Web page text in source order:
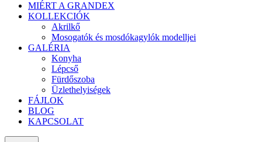
MIÉRT A GRANDEX
KOLLEKCIÓK
Akrilkő
Mosogatók és mosdókagylók modelljei
GALÉRIA
Konyha
Lépcső
Fürdőszoba
Üzlethelyiségek
FÁJLOK
BLOG
KAPCSOLAT